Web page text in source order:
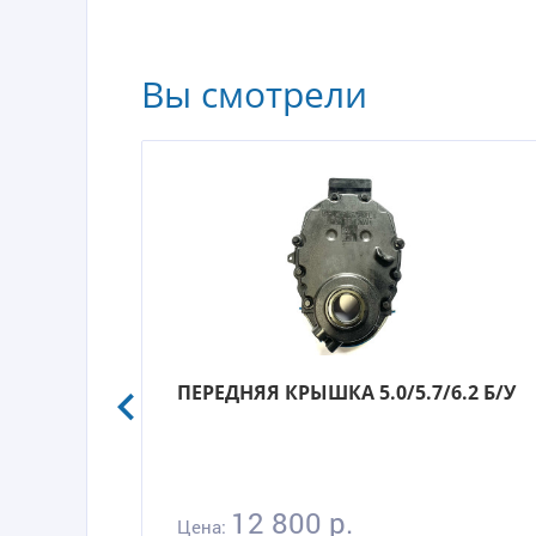
Вы смотрели
ПЕРЕДНЯЯ КРЫШКА 5.0/5.7/6.2 Б/У
Цена: 12 800 р.